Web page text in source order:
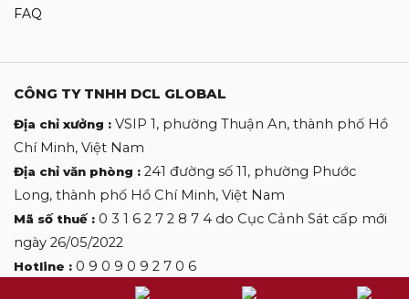
FAQ
CÔNG TY TNHH DCL GLOBAL
Địa chỉ xưởng : VSIP 1, phường Thuận An, thành phố Hồ
Chí Minh, Việt Nam
Địa chỉ văn phòng : 241 đường số 11, phường Phước
Long, thành phố Hồ Chí Minh, Việt Nam
Mã số thuế : 0 3 1 6 2 7 2 8 7 4 do Cục Cảnh Sát cấp mới
ngày 26/05/2022
Hotline : 0 9 0 9 0 9 2 7 0 6
desclothinglabels@gmail.com